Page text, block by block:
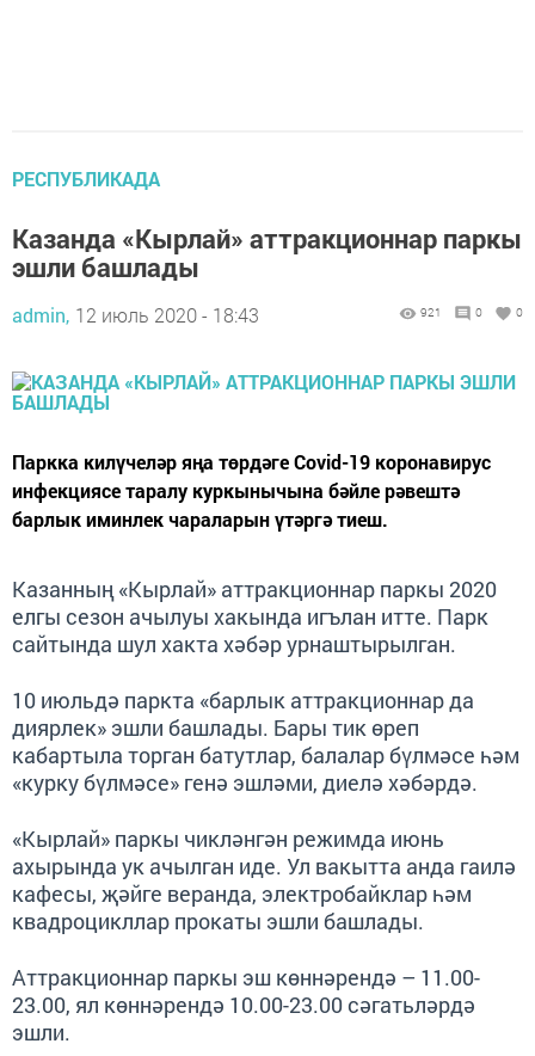
РЕСПУБЛИКАДА
Казанда «Кырлай» аттракционнар паркы
эшли башлады
admin, 12 июль 2020 - 18:43 921 0 0
Паркка килүчеләр яңа төрдәге Covid-19 коронавирус
инфекциясе таралу куркынычына бәйле рәвештә
барлык иминлек чараларын үтәргә тиеш.
Казанның «Кырлай» аттракционнар паркы 2020
елгы сезон ачылуы хакында игълан итте. Парк
сайтында шул хакта хәбәр урнаштырылган.
10 июльдә паркта «барлык аттракционнар да
диярлек» эшли башлады. Бары тик өреп
кабартыла торган батутлар, балалар бүлмәсе һәм
«курку бүлмәсе» генә эшләми, диелә хәбәрдә.
«Кырлай» паркы чикләнгән режимда июнь
ахырында ук ачылган иде. Ул вакытта анда гаилә
кафесы, җәйге веранда, электробайклар һәм
квадроцикллар прокаты эшли башлады.
Аттракционнар паркы эш көннәрендә – 11.00-
23.00, ял көннәрендә 10.00-23.00 сәгатьләрдә
эшли.